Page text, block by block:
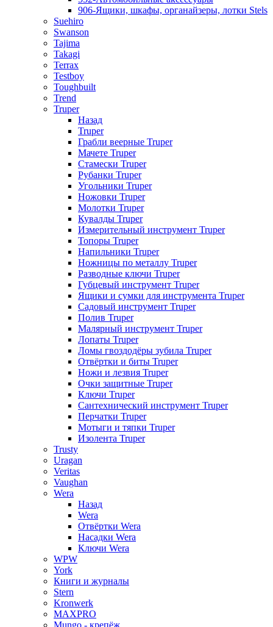
906-Ящики, шкафы, органайзеры, лотки Stels
Suehiro
Swanson
Tajima
Takagi
Terrax
Testboy
Toughbuilt
Trend
Truper
Назад
Truper
Грабли веерные Truper
Мачете Truper
Стамески Truper
Рубанки Truper
Угольники Truper
Ножовки Truper
Молотки Truper
Кувалды Truper
Измерительный инструмент Truper
Топоры Truper
Напильники Truper
Ножницы по металлу Truper
Разводные ключи Truper
Губцевый инструмент Truper
Ящики и сумки для инструмента Truper
Садовый инструмент Truper
Полив Truper
Малярный инструмент Truper
Лопаты Truper
Ломы гвоздодёры зубила Truper
Отвёртки и биты Truper
Ножи и лезвия Truper
Очки защитные Truper
Ключи Truper
Сантехнический инструмент Truper
Перчатки Truper
Мотыги и тяпки Truper
Изолента Truper
Trusty
Uragan
Veritas
Vaughan
Wera
Назад
Wera
Отвёртки Wera
Насадки Wera
Ключи Wera
WPW
York
Книги и журналы
Stern
Kronwerk
MAXPRO
Mungo - крепёж